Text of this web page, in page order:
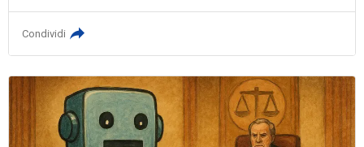
Condividi